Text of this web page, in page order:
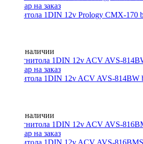
Магнитола 1DIN 12v Prology CMX-170
Нет в наличии
Магнитола 1DIN 12v ACV AVS-814BW
Нет в наличии
Магнитола 1DIN 12v ACV AVS-